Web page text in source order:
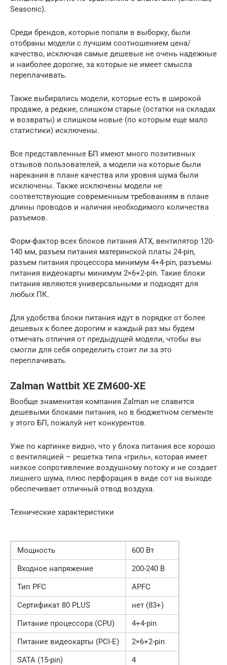
Seasonic).
Среди брендов, которые попали в выборку, были
отобраны модели с лучшим соотношением цена/
качество, исключая самые дешевые не очень надежные
и наиболее дорогие, за которые не имеет смысла
переплачивать.
Также выбирались модели, которые есть в широкой
продаже, а редкие, слишком старые (остатки на складах
и возвраты) и слишком новые (по которым еще мало
статистики) исключены.
Все представленные БП имеют много позитивных
отзывов пользователей, а модели на которые были
нарекания в плане качества или уровня шума были
исключены. Также исключены модели не
соответствующие современным требованиям в плане
длины проводов и наличия необходимого количества
разъемов.
Форм-фактор всех блоков питания ATX, вентилятор 120-
140 мм, разъем питания материнской платы 24-pin,
разъем питания процессора минимум 4+4-pin, разъемы
питания видеокарты минимум 2×6+2-pin. Такие блоки
питания являются универсальными и подходят для
любых ПК.
Для удобства блоки питания идут в порядке от более
дешевых к более дорогим и каждый раз мы будем
отмечать отличия от предыдущей модели, чтобы вы
смогли для себя определить стоит ли за это
переплачивать.
Zalman Wattbit XE ZM600-XE
Вообще знаменитая компания Zalman не славится
дешевыми блоками питания, но в бюджетном сегменте
у этого БП, пожалуй нет конкурентов.
Уже по картинке видно, что у блока питания все хорошо
с вентиляцией – решетка типа «гриль», которая имеет
низкое сопротивление воздушному потоку и не создает
лишнего шума, плюс перфорация в виде сот на выходе
обеспечивает отличный отвод воздуха.
Технические характеристики
Мощность
600 Вт
Входное напряжение
200-240 В
Тип PFC
APFC
Сертификат 80 PLUS
нет (83+)
Питание процессора (CPU)
4+4-pin
Питание видеокарты (PCI-E)
2×6+2-pin
SATA (15-pin)
4